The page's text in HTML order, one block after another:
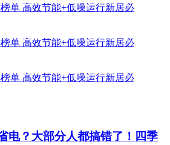
电？大部分人都搞错了！四季